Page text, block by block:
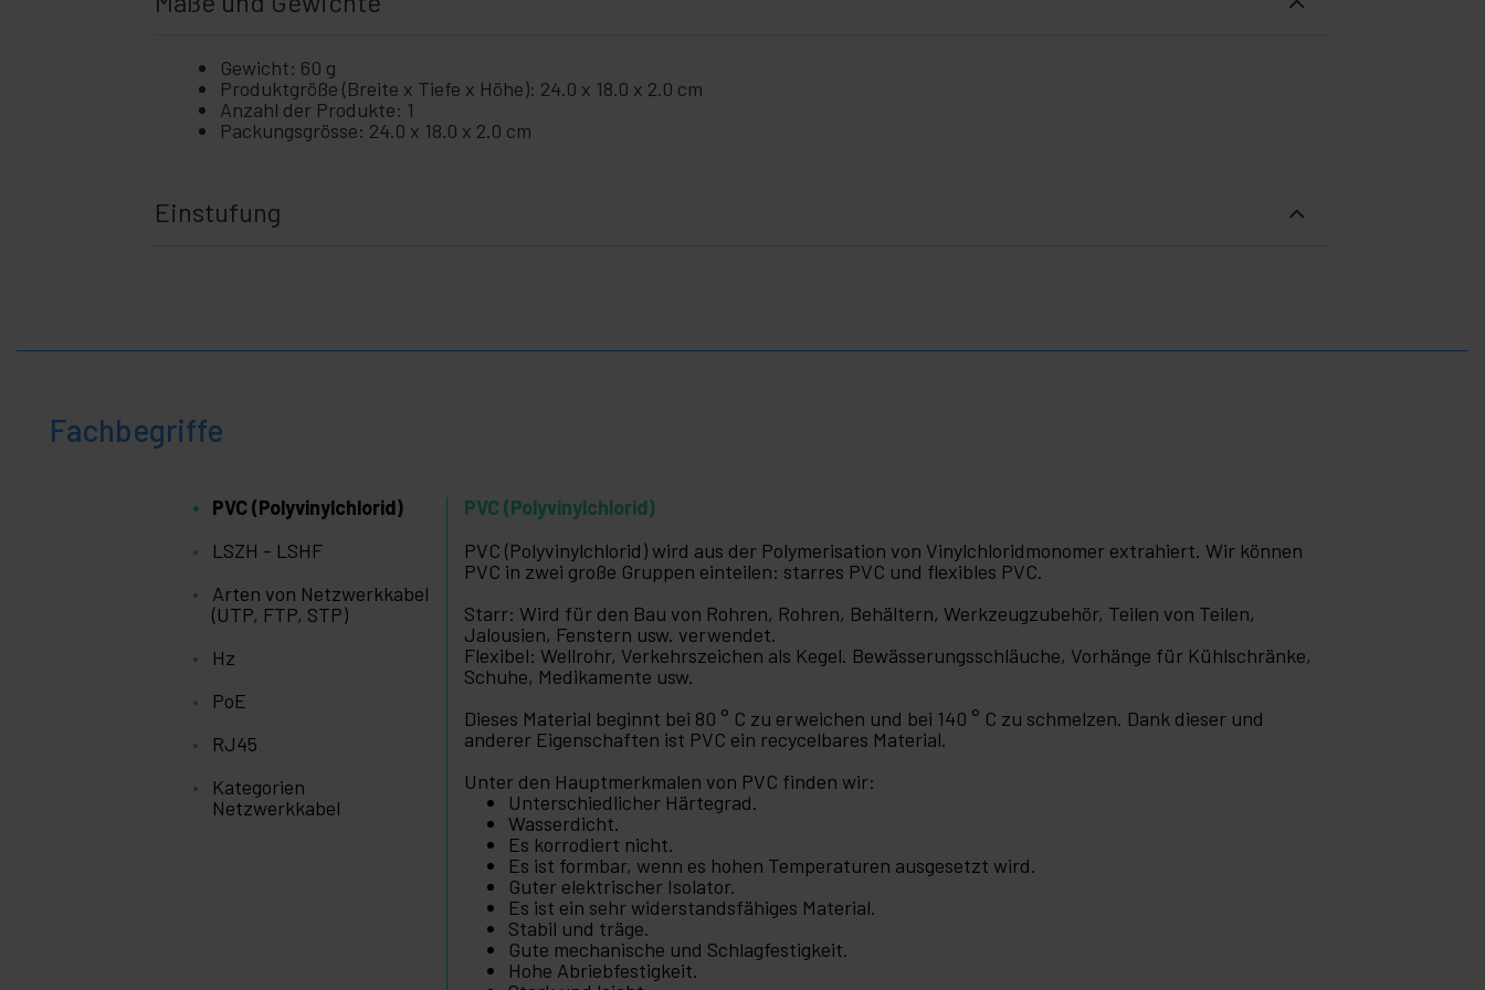
Gewicht: 60 g
Produktgröße (Breite x Tiefe x Höhe): 24.0 x 18.0 x 2.0 cm
Anzahl der Produkte: 1
Packungsgrösse: 24.0 x 18.0 x 2.0 cm
Einstufung
Fachbegriffe
PVC (Polyvinylchlorid)
LSZH - LSHF
Arten von Netzwerkkabel
(UTP, FTP, STP)
Hz
PoE
RJ45
Kategorien
Netzwerkkabel
PVC (Polyvinylchlorid)
PVC (Polyvinylchlorid) wird aus der Polymerisation von Vinylchloridmonomer extrahiert. Wir können
PVC in zwei große Gruppen einteilen: starres PVC und flexibles PVC.
Starr: Wird für den Bau von Rohren, Rohren, Behältern, Werkzeugzubehör, Teilen von Teilen,
Jalousien, Fenstern usw. verwendet.
Flexibel: Wellrohr, Verkehrszeichen als Kegel. Bewässerungsschläuche, Vorhänge für Kühlschränke,
Schuhe, Medikamente usw.
Dieses Material beginnt bei 80 ° C zu erweichen und bei 140 ° C zu schmelzen. Dank dieser und
anderer Eigenschaften ist PVC ein recycelbares Material.
Unter den Hauptmerkmalen von PVC finden wir:
Unterschiedlicher Härtegrad.
Wasserdicht.
Es korrodiert nicht.
Es ist formbar, wenn es hohen Temperaturen ausgesetzt wird.
Guter elektrischer Isolator.
Es ist ein sehr widerstandsfähiges Material.
Stabil und träge.
Gute mechanische und Schlagfestigkeit.
Hohe Abriebfestigkeit.